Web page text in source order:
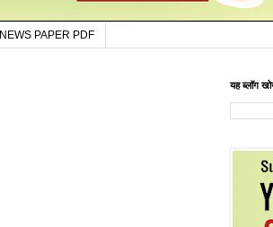
NEWS PAPER PDF
यह ब्लॉग